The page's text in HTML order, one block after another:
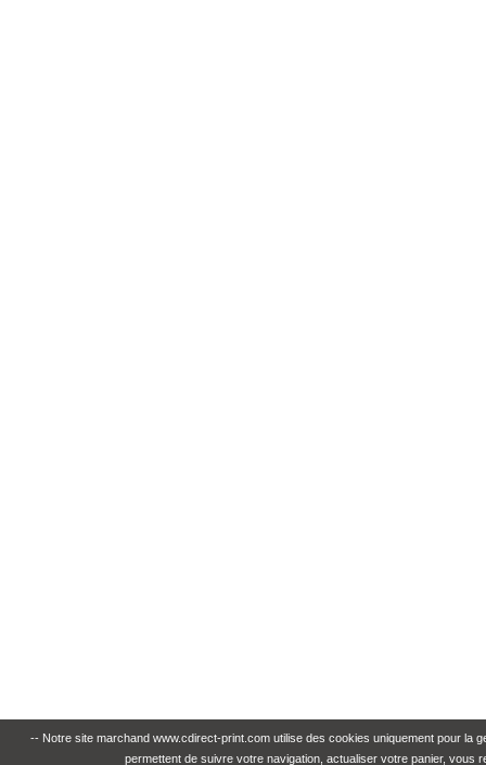
-- Notre site marchand www.cdirect-print.com utilise des cookies uniquement pour
permettent de suivre votre navigation, actualiser votre panier,